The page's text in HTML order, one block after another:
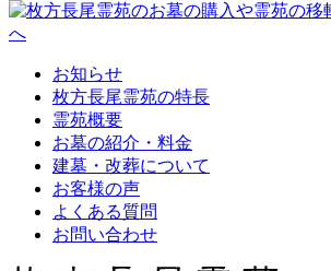
お知らせ
枚方長尾霊苑の特長
霊苑概要
お墓の紹介・料金
建墓・改葬について
お客様の声
よくある質問
お問い合わせ